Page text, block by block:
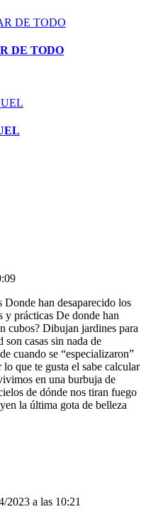
DE TODO
Donde han desaparecido los
y prácticas De donde han
cubos? Dibujan jardines para
son casas sin nada de
cuando se “especializaron”
que te gusta el sabe calcular
en una burbuja de
de dónde nos tiran fuego
la última gota de belleza
2023 a las 10:21